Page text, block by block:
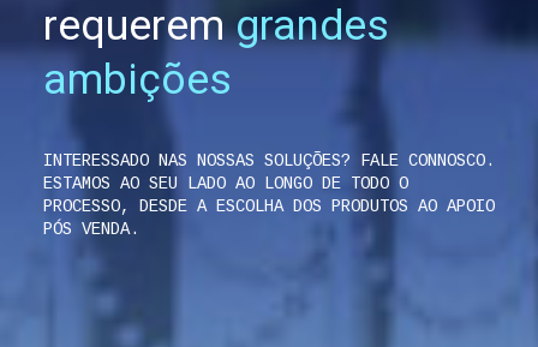
requeremgrandes
ambições
INTERESSADO NAS NOSSAS SOLUÇÕES? FALE CONNOSCO.
ESTAMOS AO SEU LADO AO LONGO DE TODO O
PROCESSO, DESDE A ESCOLHA DOS PRODUTOS AO APOIO
PÓS VENDA.